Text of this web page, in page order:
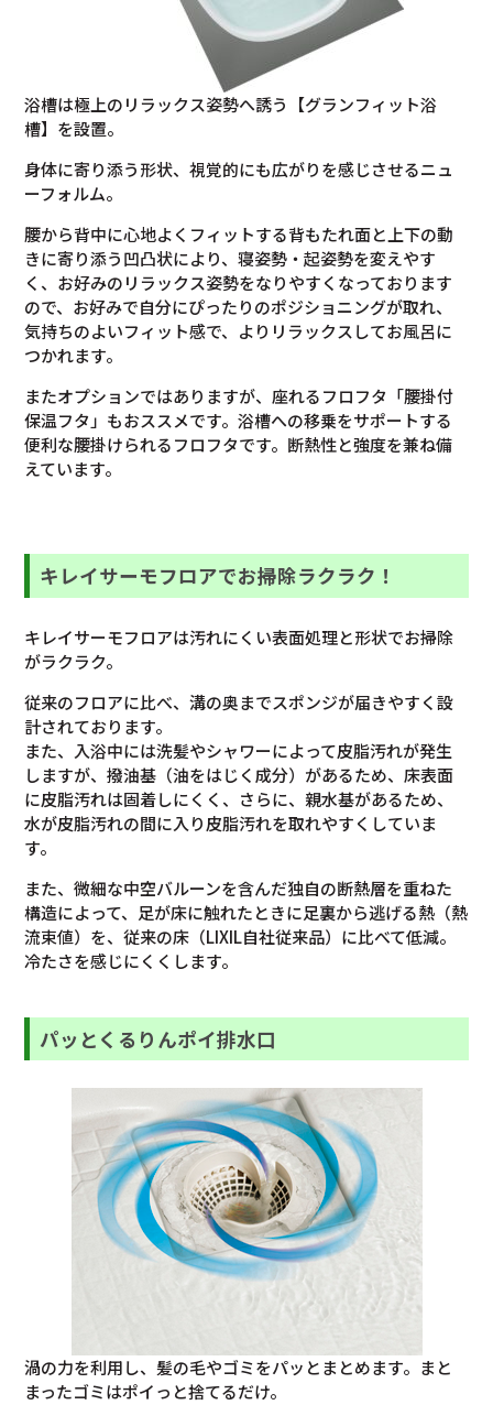
浴槽は極上のリラックス姿勢へ誘う【グランフィット浴
槽】を設置。
身体に寄り添う形状、視覚的にも広がりを感じさせるニュ
ーフォルム。
腰から背中に心地よくフィットする背もたれ面と上下の動
きに寄り添う凹凸状により、寝姿勢・起姿勢を変えやす
く、お好みのリラックス姿勢をなりやすくなっております
ので、お好みで自分にぴったりのポジショニングが取れ、
気持ちのよいフィット感で、よりリラックスしてお風呂に
つかれます。
またオプションではありますが、座れるフロフタ「腰掛付
保温フタ」もおススメです。浴槽への移乗をサポートする
便利な腰掛けられるフロフタです。断熱性と強度を兼ね備
えています。
キレイサーモフロアでお掃除ラクラク！
キレイサーモフロアは汚れにくい表面処理と形状でお掃除
がラクラク。
従来のフロアに比べ、溝の奥までスポンジが届きやすく設
計されております。
また、入浴中には洗髪やシャワーによって皮脂汚れが発生
しますが、撥油基（油をはじく成分）があるため、床表面
に皮脂汚れは固着しにくく、さらに、親水基があるため、
水が皮脂汚れの間に入り皮脂汚れを取れやすくしていま
す。
また、微細な中空バルーンを含んだ独自の断熱層を重ねた
構造によって、足が床に触れたときに足裏から逃げる熱（熱
流束値）を、従来の床（LIXIL自社従来品）に比べて低減。
冷たさを感じにくくします。
パッとくるりんポイ排水口
渦の力を利用し、髪の毛やゴミをパッとまとめます。まと
まったゴミはポイっと捨てるだけ。